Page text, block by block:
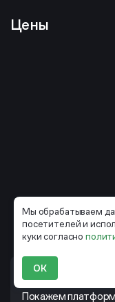
Мы обрабатываем
посетителей и
куки согласно
ОК
Цены
Узнать о
Покажем